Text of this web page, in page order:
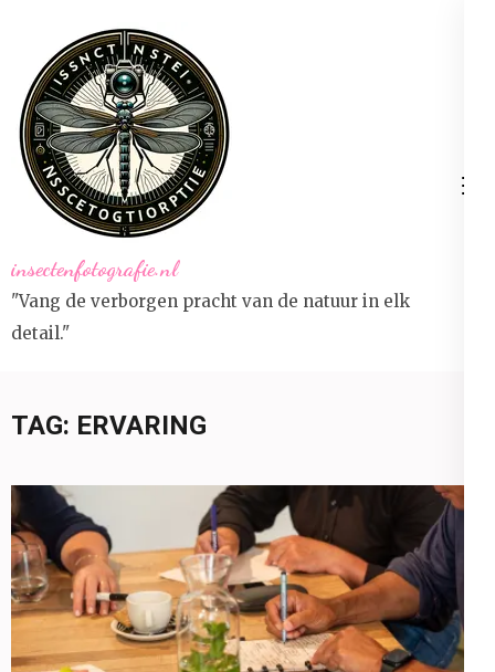
inhoud
(druk
op
Enter)
insectenfotografie.nl
"Vang de verborgen pracht van de natuur in elk
detail."
TAG: ERVARING